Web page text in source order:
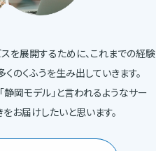
を展開するために、これまでの経験
のくふうを生み出していきます。
岡モデル」と言われるようなサー
お届けしたいと思います。